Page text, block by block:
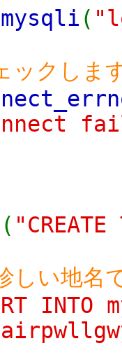
mysqli (
ックし
(
しい地
INTO